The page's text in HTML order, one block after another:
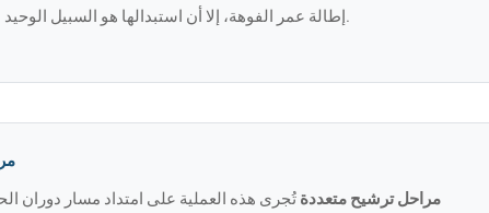
إطالة عمر الفوهة، إلا أن استبدالها هو السبيل الوحيد لاستعادة دقة تكوين القطرات كما هو مُصمم في المصنع.
2.
مراحل ترشيح متعددةتُجرى هذه العملية على امتداد مسار دوران